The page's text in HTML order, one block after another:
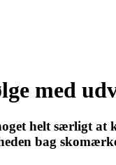
med
helt særligt
bag